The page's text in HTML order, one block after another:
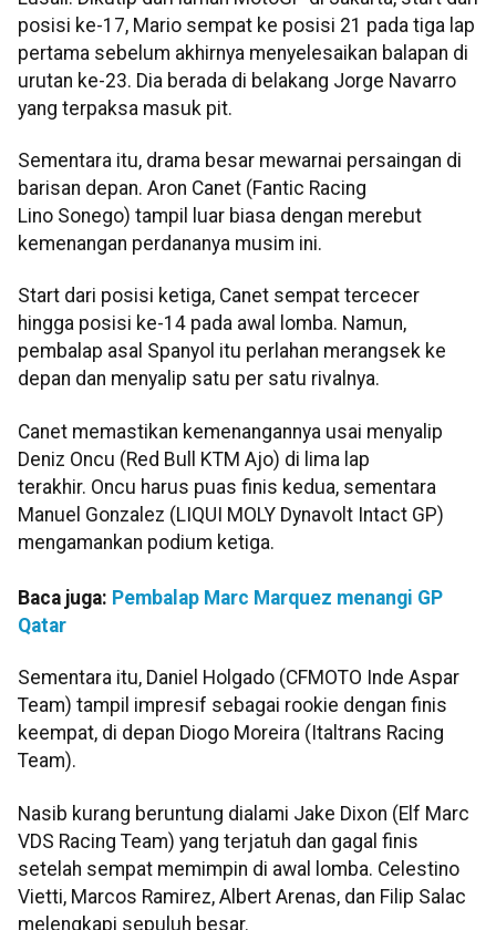
posisi ke-17, Mario sempat ke posisi 21 pada tiga lap
pertama sebelum akhirnya menyelesaikan balapan di
urutan ke-23. Dia berada di belakang Jorge Navarro
yang terpaksa masuk pit.
Sementara itu, drama besar mewarnai persaingan di
barisan depan. Aron Canet (Fantic Racing
Lino Sonego) tampil luar biasa dengan merebut
kemenangan perdananya musim ini.
Start dari posisi ketiga, Canet sempat tercecer
hingga posisi ke-14 pada awal lomba. Namun,
pembalap asal Spanyol itu perlahan merangsek ke
depan dan menyalip satu per satu rivalnya.
Canet memastikan kemenangannya usai menyalip
Deniz Oncu (Red Bull KTM Ajo) di lima lap
terakhir. Oncu harus puas finis kedua, sementara
Manuel Gonzalez (LIQUI MOLY Dynavolt Intact GP)
mengamankan podium ketiga.
Baca juga: Pembalap Marc Marquez menangi GP
Qatar
Sementara itu, Daniel Holgado (CFMOTO Inde Aspar
Team) tampil impresif sebagai rookie dengan finis
keempat, di depan Diogo Moreira (Italtrans Racing
Team).
Nasib kurang beruntung dialami Jake Dixon (Elf Marc
VDS Racing Team) yang terjatuh dan gagal finis
setelah sempat memimpin di awal lomba. Celestino
Vietti, Marcos Ramirez, Albert Arenas, dan Filip Salac
melengkapi sepuluh besar.